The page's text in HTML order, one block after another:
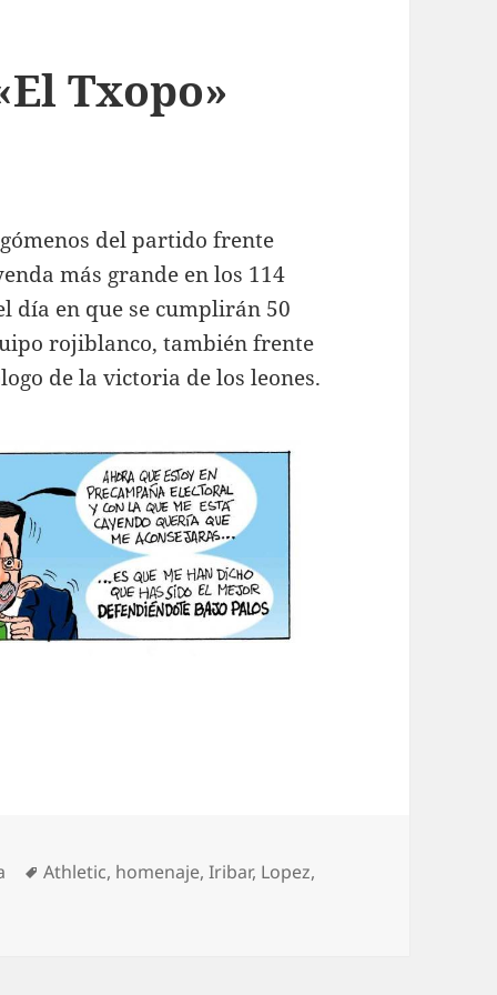
Txopo»
del partido frente
más grande en los 114
día en que se cumplirán 50
rojiblanco, también frente
de la victoria de los leones.
Etiquetas
Athletic, homenaje,Iribar, Lopez,